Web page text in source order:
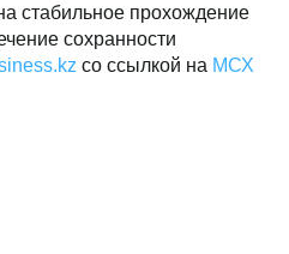
стабильное прохождение
сохранности
со ссылкой на МСХ